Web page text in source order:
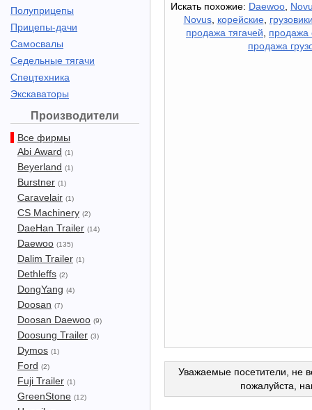
Полуприцепы
Прицепы-дачи
Самосвалы
Седельные тягачи
Спецтехника
Экскаваторы
Производители
Все фирмы
Abi Award (1)
Beyerland (1)
Burstner (1)
Caravelair (1)
CS Machinery (2)
DaeHan Trailer (14)
Daewoo (135)
Dalim Trailer (1)
Dethleffs (2)
DongYang (4)
Doosan (7)
Doosan Daewoo (9)
Doosung Trailer (3)
Dymos (1)
Ford (2)
Fuji Trailer (1)
GreenStone (12)
Искать похожие: Daewoo,
Novus, корейские,
продажа тягачей, продажа
продажа
Уважаемые посетители, не
пожалуйста,